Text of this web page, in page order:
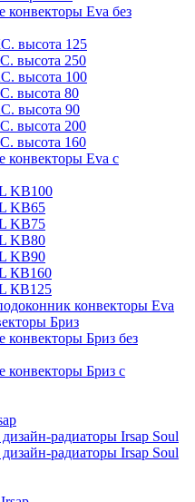
конвекторы Eva без
высота 125
высота 250
высота 100
высота 80
высота 90
высота 200
высота 160
конвекторы Eva с
KB100
KB65
KB75
KB80
KB90
КВ160
КВ125
конвекторы Eva
Бриз
Бриз без
конвекторы Бриз с
радиаторы Irsap Soul
радиаторы Irsap Soul